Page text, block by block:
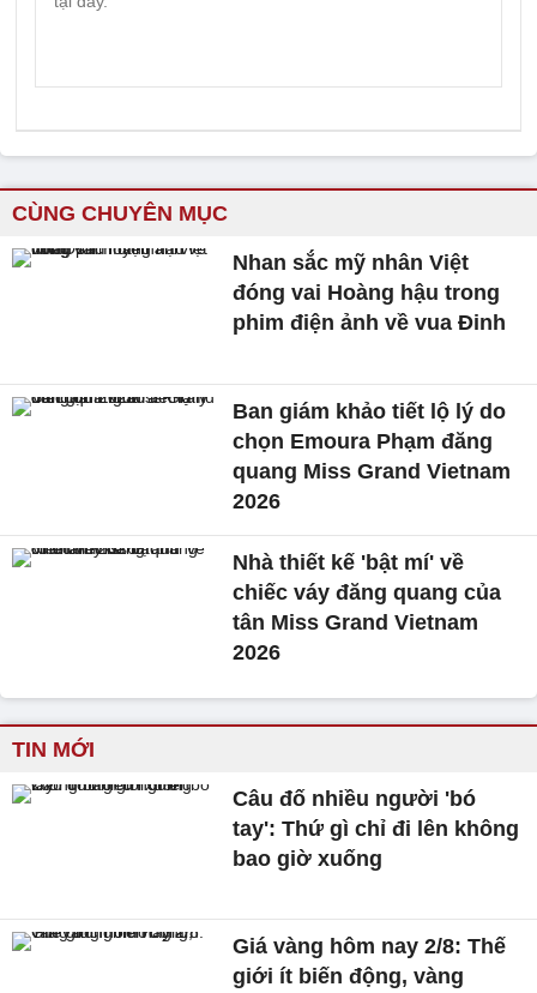
CÙNG CHUYÊN MỤC
Nhan sắc mỹ nhân Việt
đóng vai Hoàng hậu trong
phim điện ảnh về vua Đinh
Ban giám khảo tiết lộ lý do
chọn Emoura Phạm đăng
quang Miss Grand Vietnam
2026
Nhà thiết kế 'bật mí' về
chiếc váy đăng quang của
tân Miss Grand Vietnam
2026
TIN MỚI
Câu đố nhiều người 'bó
tay': Thứ gì chỉ đi lên không
bao giờ xuống
Giá vàng hôm nay 2/8: Thế
giới ít biến động, vàng